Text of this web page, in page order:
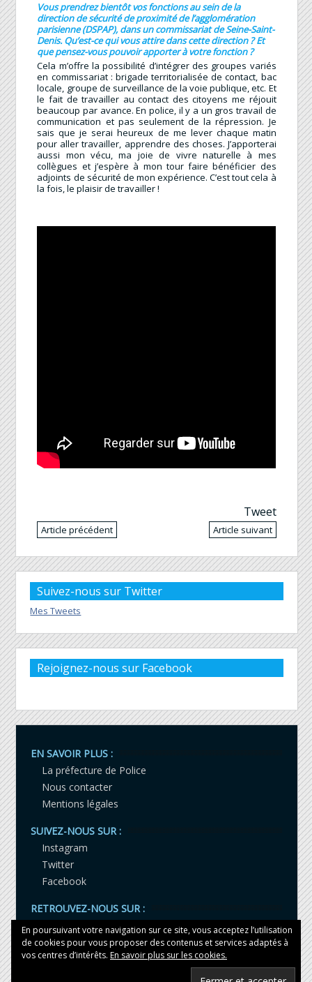
Vous prendrez bientôt vos fonctions au sein de la
direction de sécurité de proximité de l’agglomération
parisienne (DSPAP), dans un commissariat de Seine-Saint-
Denis. Qu’est-ce qui vous attire dans cette direction ? Et
que pensez-vous pouvoir apporter à votre fonction ?
Cela m’offre la possibilité d’intégrer des groupes variés
en commissariat : brigade territorialisée de contact, bac
locale, groupe de surveillance de la voie publique, etc. Et
le fait de travailler au contact des citoyens me réjouit
beaucoup par avance. En police, il y a un gros travail de
communication et pas seulement de la répression. Je
sais que je serai heureux de me lever chaque matin
pour aller travailler, apprendre des choses. J’apporterai
aussi mon vécu, ma joie de vivre naturelle à mes
collègues et j’espère à mon tour faire bénéficier des
adjoints de sécurité de mon expérience. C’est tout cela à
la fois, le plaisir de travailler !
Tweet
Article précédent Article suivant
Suivez-nous sur Twitter
Mes Tweets
Rejoignez-nous sur Facebook
EN SAVOIR PLUS :
La préfecture de Police
Nous contacter
Mentions légales
SUIVEZ-NOUS SUR :
Instagram
Twitter
Facebook
RETROUVEZ-NOUS SUR :
LinkedIn
YouTube
Tiktok
En poursuivant votre navigation sur ce site, vous acceptez l’utilisation
de cookies pour vous proposer des contenus et services adaptés à
vos centres d’intérêts. En savoir plus sur les cookies.